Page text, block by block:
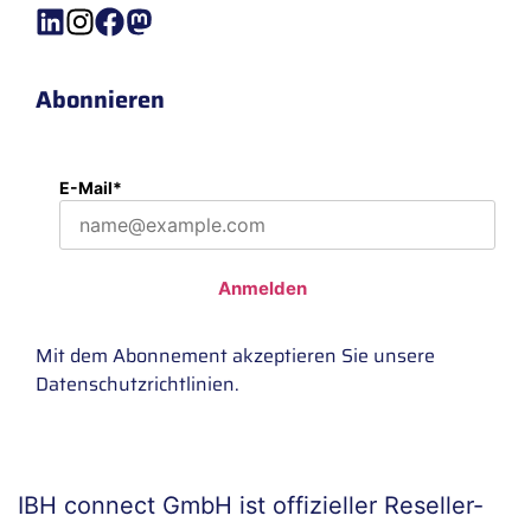
Abonnieren
E-Mail*
Anmelden
Mit dem Abonnement akzeptieren Sie unsere
Datenschutzrichtlinien.
IBH connect GmbH ist offizieller Reseller-